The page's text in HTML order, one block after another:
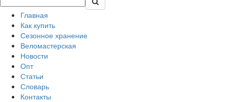
Главная
Как купить
Сезонное хранение
Веломастерская
Новости
Опт
Статьи
Словарь
Контакты